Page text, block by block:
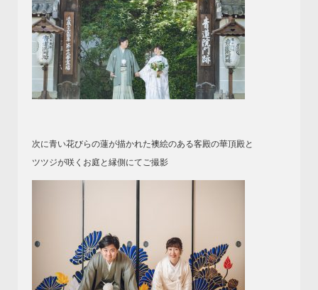
次に青い花びらの蓮が描かれた襖絵のある客殿の華頂殿と
ツツジが咲くお庭と縁側にてご撮影